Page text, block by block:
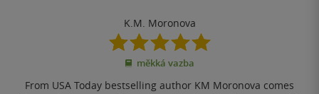
K.M. Moronova
5.0
z
5
měkká vazba
From USA Today bestselling author KM Moronova comes